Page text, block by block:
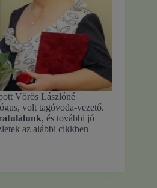
Vörös Lászlóné
volt tagóvoda-vezető.
, és további jó
az alábbi cikkben